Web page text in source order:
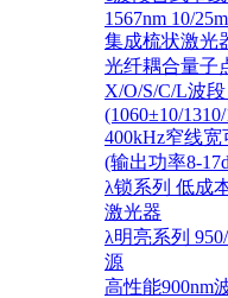
1567nm 10/
集成梳状激光
光纤耦合量子
X/O/S/C/L波
(1060±10/
400kHz窄线宽
(输出功率8-
λ锁系列 低成
激光器
λ明亮系列
源
高性能900nm